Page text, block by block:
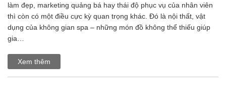
làm đẹp, marketing quảng bá hay thái độ phục vụ của nhân viên
thì còn có một điều cực kỳ quan trọng khác. Đó là nội thất, vật
dụng của không gian spa – những món đồ không thể thiếu giúp
gia…
Xem thêm